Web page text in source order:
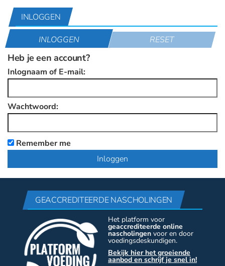
INLOGGEN
INLOGGEN RESET
Heb je een account?
Inlognaam of E-mail:
Wachtwoord:
Remember me
GEACCREDITEERDE NASCHOLINGEN
Het platform voor
geaccrediteerde online
nascholingen voor en door
voedingsdeskundigen.
Bekijk hier het groeiende
aanbod en schrijf je snel in!